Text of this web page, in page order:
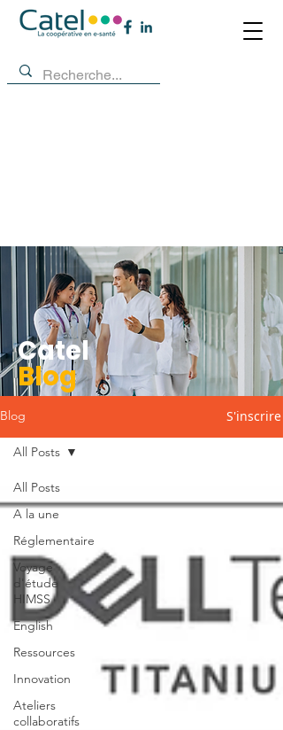
Blog S'inscrire
All Posts
A la une
Réglementaire
Voyage
d'étude
HIMSS
English
Ressources
Innovation
Ateliers
collaboratifs
All Posts
Catel
Blog